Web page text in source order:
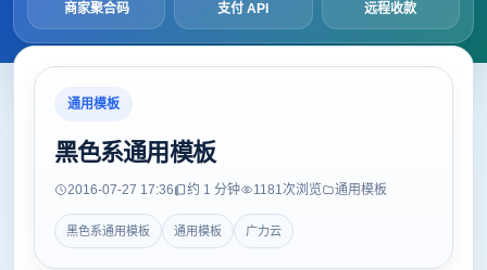
商家聚合码 支付 API 远程收款
通用模板
黑色系通用模板
2016-07-27 17:36 约 1 分钟 1181次浏览 通用模板
黑色系通用模板 通用模板 广力云